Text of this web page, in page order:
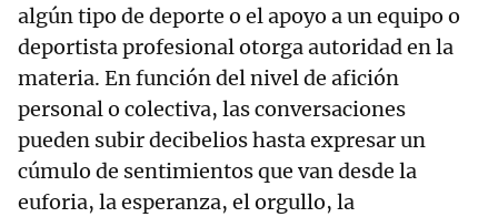
algún tipo de deporte o el apoyo a un equipo o
deportista profesional otorga autoridad en la
materia. En función del nivel de afición
personal o colectiva, las conversaciones
pueden subir decibelios hasta expresar un
cúmulo de sentimientos que van desde la
euforia, la esperanza, el orgullo, la